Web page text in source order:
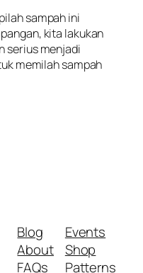
sampah ini
kita lakukan
serius menjadi
memilah sampah
Blog
About
FAQs
Events
Shop
Patterns